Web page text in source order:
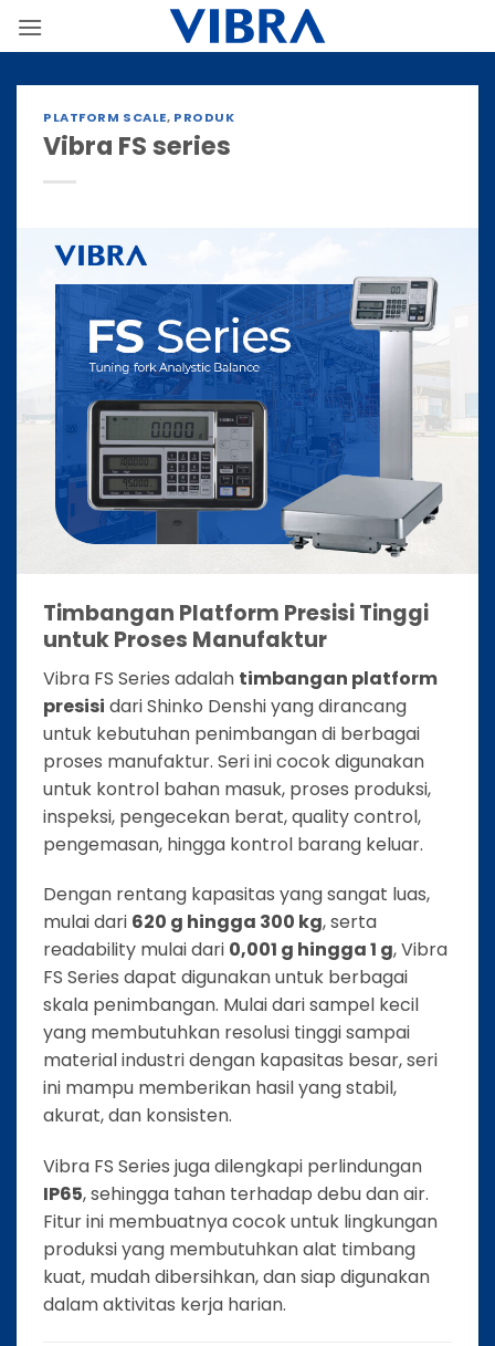
PLATFORM SCALE, PRODUK
Vibra FS series
Timbangan Platform Presisi Tinggi
untuk Proses Manufaktur
Vibra FS Series adalah timbangan platform
presisi dari Shinko Denshi yang dirancang
untuk kebutuhan penimbangan di berbagai
proses manufaktur. Seri ini cocok digunakan
untuk kontrol bahan masuk, proses produksi,
inspeksi, pengecekan berat, quality control,
pengemasan, hingga kontrol barang keluar.
Dengan rentang kapasitas yang sangat luas,
mulai dari 620 g hingga 300 kg, serta
readability mulai dari 0,001 g hingga 1 g, Vibra
FS Series dapat digunakan untuk berbagai
skala penimbangan. Mulai dari sampel kecil
yang membutuhkan resolusi tinggi sampai
material industri dengan kapasitas besar, seri
ini mampu memberikan hasil yang stabil,
akurat, dan konsisten.
Vibra FS Series juga dilengkapi perlindungan
IP65, sehingga tahan terhadap debu dan air.
Fitur ini membuatnya cocok untuk lingkungan
produksi yang membutuhkan alat timbang
kuat, mudah dibersihkan, dan siap digunakan
dalam aktivitas kerja harian.